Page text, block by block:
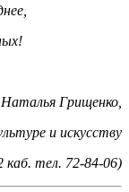
Наталья Грищенко,
и искусству
тел. 72-84-06)